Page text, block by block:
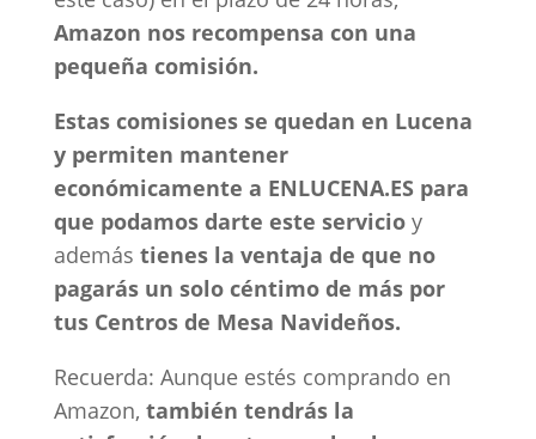
Amazon nos recompensa con una
pequeña comisión.
Estas comisiones se quedan en Lucena
y permiten mantener
económicamente a ENLUCENA.ES para
que podamos darte este servicioy
además tienes la ventaja de que no
pagarás un solo céntimo de más por
tus Centros de Mesa Navideños.
Recuerda: Aunque estés comprando en
Amazon, también tendrás la